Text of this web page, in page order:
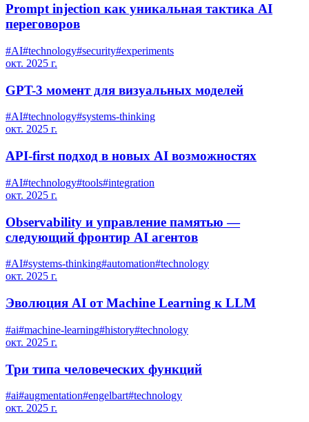
Prompt injection как уникальная тактика AI
переговоров
#AI#technology#security#experiments
окт. 2025 г.
GPT-3 момент для визуальных моделей
#AI#technology#systems-thinking
окт. 2025 г.
API-first подход в новых AI возможностях
#AI#technology#tools#integration
окт. 2025 г.
Observability и управление памятью —
следующий фронтир AI агентов
#AI#systems-thinking#automation#technology
окт. 2025 г.
Эволюция AI от Machine Learning к LLM
#ai#machine-learning#history#technology
окт. 2025 г.
Три типа человеческих функций
#ai#augmentation#engelbart#technology
окт. 2025 г.